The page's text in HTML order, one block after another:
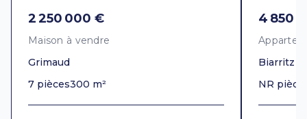
2 250 000 €
Maison à vendre
Grimaud
7 pièces300 m²
4 850
Biarritz
NR pièce